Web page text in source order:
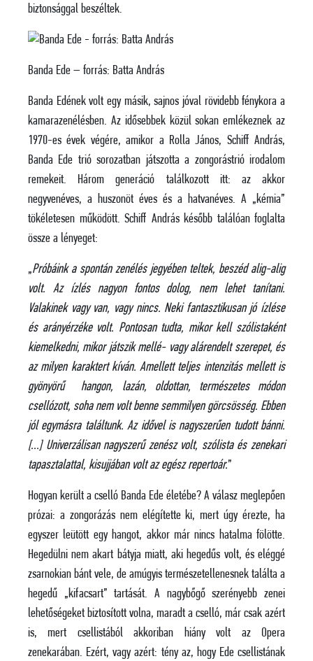
biztonsággal beszéltek.
Banda Ede – forrás: Batta András
Banda Edének volt egy másik, sajnos jóval rövidebb fénykora a
kamarazenélésben. Az idősebbek közül sokan emlékeznek az
1970-es évek végére, amikor a Rolla János, Schiff András,
Banda Ede trió sorozatban játszotta a zongorástrió irodalom
remekeit. Három generáció találkozott itt: az akkor
negyvenéves, a huszonöt éves és a hatvanéves. A „kémia”
tökéletesen működött. Schiff András később találóan foglalta
össze a lényeget:
„Próbáink a spontán zenélés jegyében teltek, beszéd alig-alig
volt. Az ízlés nagyon fontos dolog, nem lehet tanítani.
Valakinek vagy van, vagy nincs. Neki fantasztikusan jó ízlése
és arányérzéke volt. Pontosan tudta, mikor kell szólistaként
kiemelkedni, mikor játszik mellé- vagy alárendelt szerepet, és
az milyen karaktert kíván. Amellett teljes intenzitás mellett is
gyönyörű hangon, lazán, oldottan, természetes módon
csellózott, soha nem volt benne semmilyen görcsösség. Ebben
jól egymásra találtunk. Az idővel is nagyszerűen tudott bánni.
[…] Univerzálisan nagyszerű zenész volt, szólista és zenekari
tapasztalattal, kisujjában volt az egész repertoár.”
Hogyan került a cselló Banda Ede életébe? A válasz meglepően
prózai: a zongorázás nem elégítette ki, mert úgy érezte, ha
egyszer leütött egy hangot, akkor már nincs hatalma fölötte.
Hegedülni nem akart bátyja miatt, aki hegedűs volt, és eléggé
zsarnokian bánt vele, de amúgyis természetellenesnek találta a
hegedű „kifacsart” tartását. A nagybőgő szerényebb zenei
lehetőségeket biztosított volna, maradt a cselló, már csak azért
is, mert csellistából akkoriban hiány volt az Opera
zenekarában. Ezért, vagy azért: tény az, hogy Ede csellistának